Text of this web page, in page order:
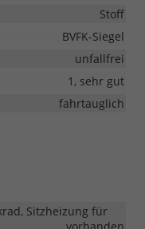
Stoff
BVFK-Siegel
unfallfrei
1, sehr gut
fahrtauglich
Sitzheizung für